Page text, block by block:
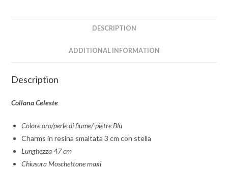
DESCRIPTION
ADDITIONAL INFORMATION
Description
Collana Celeste
Colore oro/perle di fiume/ pietre Blu
Charms in resina smaltata 3 cm con stella
Lunghezza 47 cm
Chiusura Moschettone maxi